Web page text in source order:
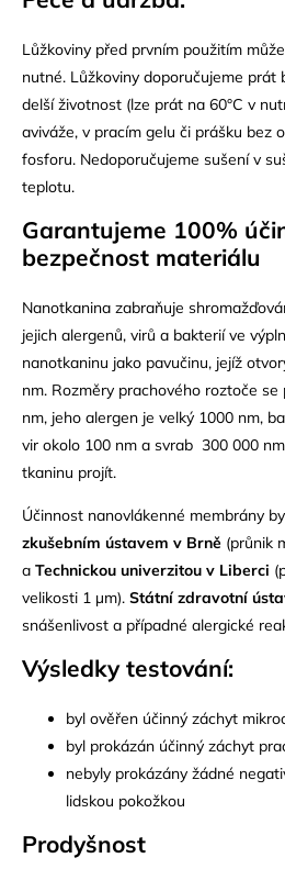
Lůžkoviny před prvním použitím
nutné. Lůžkoviny doporučujeme prát
delší životnost (lze prát na 60°C v
aviváže, v pracím gelu či prášku bez
fosforu. Nedoporučujeme sušení v
teplotu.
Garantujeme 100%
bezpečnost materiálu
Nanotkanina zabraňuje
jejich alergenů, virů a bakterií ve
nanotkaninu jako pavučinu, jejíž
nm. Rozměry prachového roztoče
nm, jeho alergen je velký 1000 nm,
vir okolo 100 nm a svrab 300 000
tkaninu projít.
Účinnost nanovlákenné membrány
zkušebním ústavem v Brně (průnik
a Technickou univerzitou v Liberci
velikosti 1 µm). Státní zdravotní
snášenlivost a případné alergické
Výsledky testování:
byl ověřen účinný záchyt
byl prokázán účinný záchyt
nebyly prokázány žádné
lidskou pokožkou
Prodyšnost